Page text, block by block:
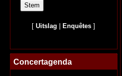
[Uitslag Enquêtes ]
Concertagenda